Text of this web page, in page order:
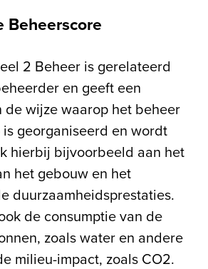
Beheerscore
2 Beheer is gerelateerd
en geeft een
de wijze waarop het beheer
georganiseerd en wordt
hierbij bijvoorbeeld aan het
het gebouw en het
duurzaamheidsprestaties.
de consumptie van de
zoals water en andere
milieu-impact, zoals CO2.